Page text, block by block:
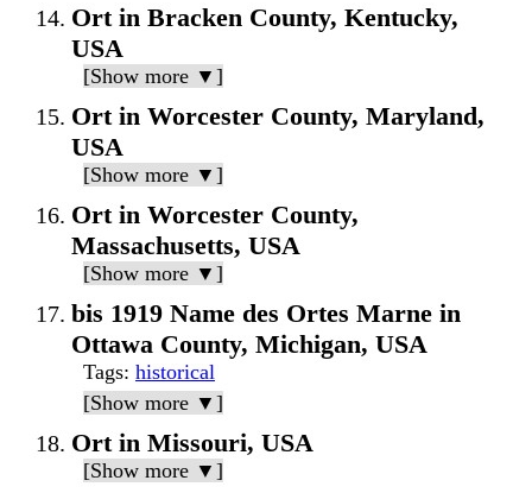
Ort in Bracken County, Kentucky,
USA
[Show more ▼]
Ort in Worcester County, Maryland,
USA
[Show more ▼]
Ort in Worcester County,
Massachusetts, USA
[Show more ▼]
bis 1919 Name des Ortes Marne in
Ottawa County, Michigan, USA
Tags: historical
[Show more ▼]
Ort in Missouri, USA
[Show more ▼]